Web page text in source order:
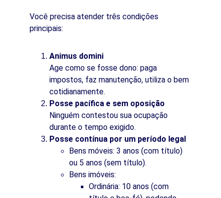
Você precisa atender três condições
principais:
Animus domini
Age como se fosse dono: paga
impostos, faz manutenção, utiliza o bem
cotidianamente.
Posse pacífica e sem oposição
Ninguém contestou sua ocupação
durante o tempo exigido.
Posse contínua por um período legal
Bens móveis: 3 anos (com título)
ou 5 anos (sem título).
Bens imóveis:
Ordinária: 10 anos (com